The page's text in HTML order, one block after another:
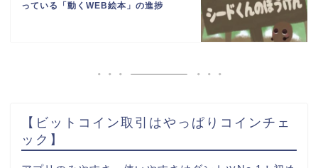
っている「動くWEB絵本」の進捗
【ビットコイン取引はやっぱりコインチェ
ック】